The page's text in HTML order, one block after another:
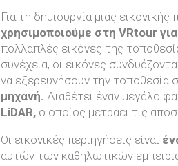
Για τη δημιουργία μιας
χρησιμοποιούμε στη VRtour
πολλαπλές εικόνες της
συνέχεια, οι εικόνες
να εξερευνήσουν την τοποθεσία
μηχανή. Διαθέτει έναν μεγάλο
LiDAR, ο οποίος μετράει τις
Οι εικονικές περιηγήσεις είναι
αυτών των καθηλωτικών